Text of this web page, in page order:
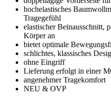
hochelastisches
Tragegefühl
elastischer Beinausschnitt,
Körper an
bietet optimale
schlichtes, klassisches
ohne Eingriff
Lieferung erfolgt in einer
angenehmer Tragekomfort
NEU & OVP